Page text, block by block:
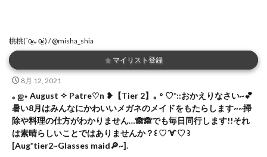
桃桃(ˊo̴̶̷̤⌄o̴̶̷̤ˋ) / @misha_shia
★ マイリスト登録
8月 12, 2021
｡ ஐ⋆ August ✧ Patre♡n ❥【Tier 2】｡ ° ♡*::おかえりなさい~💕
暑い8月はみんなにかわいいメガネのメイドをもたらします~~掃
除や料理の仕方がわかりません…🙈🙈でも毎日同行します!!それ
は素晴らしいことではありませんか？꒰ ♡´∀`♡ ꒱
[Aug*tier2~Glasses maid🔎~].